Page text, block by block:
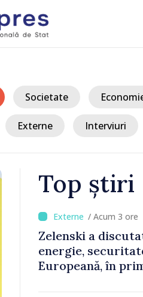
Societate
Externe Interviuri
Top știri
/ Acum 4 ore
BTA: Tendința de
Dunării se
hidrologică